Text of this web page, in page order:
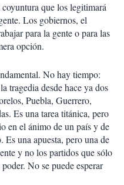
que los legitimará
Los gobiernos, el
para la gente o para las
opción.
No hay tiempo:
tragedia desde hace ya dos
Puebla, Guerrero,
Es una tarea titánica, pero
en el ánimo de un país y de
una apuesta, pero una de
y no los partidos que sólo
No se puede esperar